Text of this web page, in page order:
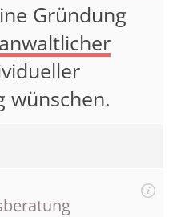
Gründung
wünschen.